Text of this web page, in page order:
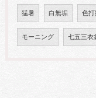
猛暑 白無垢 色打
モーニング 七五三衣